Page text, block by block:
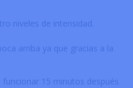
niveles de intensidad.
arriba ya que gracias a la
funcionar 15 minutos después